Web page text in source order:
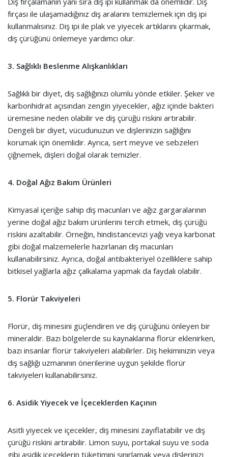
fırçası ile ulaşamadığınız diş aralarını temizlemek için diş ipi
kullanmalısınız. Diş ipi ile plak ve yiyecek artıklarını çıkarmak,
diş çürüğünü önlemeye yardımcı olur.
3. Sağlıklı Beslenme Alışkanlıkları
Sağlıklı bir diyet, diş sağlığınızı olumlu yönde etkiler. Şeker ve
karbonhidrat açısından zengin yiyecekler, ağız içinde bakteri
üremesine neden olabilir ve diş çürüğü riskini artırabilir.
Dengeli bir diyet, vücudunuzun ve dişlerinizin sağlığını
korumak için önemlidir. Ayrıca, sert meyve ve sebzeleri
çiğnemek, dişleri doğal olarak temizler.
4. Doğal Ağız Bakım Ürünleri
Kimyasal içeriğe sahip diş macunları ve ağız gargaralarının
yerine doğal ağız bakım ürünlerini tercih etmek, diş çürüğü
riskini azaltabilir. Örneğin, hindistancevizi yağı veya karbonat
gibi doğal malzemelerle hazırlanan diş macunları
kullanabilirsiniz. Ayrıca, doğal antibakteriyel özelliklere sahip
bitkisel yağlarla ağız çalkalama yapmak da faydalı olabilir.
5. Florür Takviyeleri
Florür, diş minesini güçlendiren ve diş çürüğünü önleyen bir
mineraldir. Bazı bölgelerde su kaynaklarına florür eklenirken,
bazı insanlar florür takviyeleri alabilirler. Diş hekiminizin veya
diş sağlığı uzmanının önerilerine uygun şekilde florür
takviyeleri kullanabilirsiniz.
6. Asidik Yiyecek ve İçeceklerden Kaçının
Asitli yiyecek ve içecekler, diş minesini zayıflatabilir ve diş
çürüğü riskini artırabilir. Limon suyu, portakal suyu ve soda
gibi asidik içeceklerin tüketimini sınırlamak veya dişlerinizi